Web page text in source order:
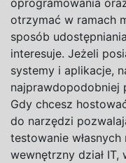
oprogramowania
otrzymać w ramach
sposób
interesuje. Jeżeli
systemy i aplikacje,
najprawdopodobniej
Gdy chcesz
do narzędzi
testowanie
wewnętrzny dział